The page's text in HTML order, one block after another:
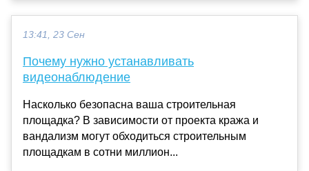
13:41, 23 Сен
Почему нужно устанавливать
видеонаблюдение
Насколько безопасна ваша строительная
площадка? В зависимости от проекта кража и
вандализм могут обходиться строительным
площадкам в сотни миллион...